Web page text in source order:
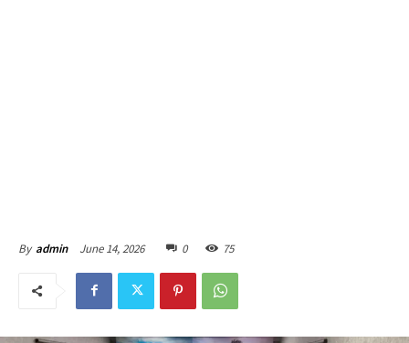
By admin June 14, 2026 0 75